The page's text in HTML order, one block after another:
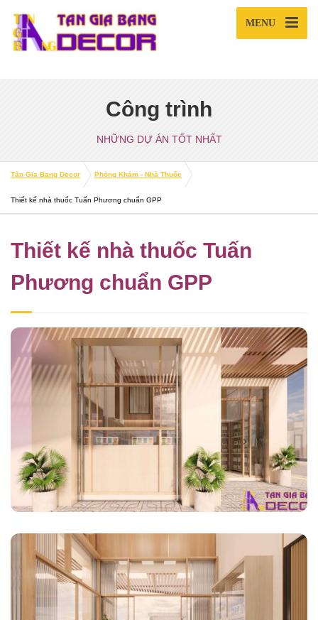
MENU
Công trình
NHỮNG DỰ ÁN TỐT NHẤT
Tân Gia Bang Decor Phòng Khám - Nhà Thuốc
Thiết kế nhà thuốc Tuấn Phương chuẩn GPP
Thiết kế nhà thuốc Tuấn
Phương chuẩn GPP